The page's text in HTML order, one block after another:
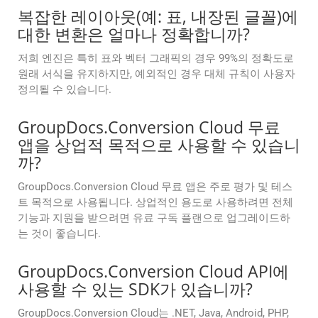
복잡한 레이아웃(예: 표, 내장된 글꼴)에
대한 변환은 얼마나 정확합니까?
저희 엔진은 특히 표와 벡터 그래픽의 경우 99%의 정확도로
원래 서식을 유지하지만, 예외적인 경우 대체 규칙이 사용자
정의될 수 있습니다.
GroupDocs.Conversion Cloud 무료
앱을 상업적 목적으로 사용할 수 있습니
까?
GroupDocs.Conversion Cloud 무료 앱은 주로 평가 및 테스
트 목적으로 사용됩니다. 상업적인 용도로 사용하려면 전체
기능과 지원을 받으려면 유료 구독 플랜으로 업그레이드하
는 것이 좋습니다.
GroupDocs.Conversion Cloud API에
사용할 수 있는 SDK가 있습니까?
GroupDocs.Conversion Cloud는 .NET, Java, Android, PHP,